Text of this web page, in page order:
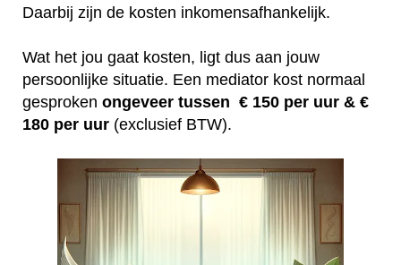
Daarbij zijn de kosten inkomensafhankelijk.
Wat het jou gaat kosten, ligt dus aan jouw
persoonlijke situatie. Een mediator kost normaal
gesproken ongeveer tussen € 150 per uur & €
180 per uur (exclusief BTW).